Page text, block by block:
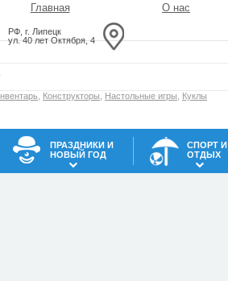
Главная О нас
РФ, г. Липецк
ул. 40 лет Октября, 4
Конструкторы Настольные игры Куклы
ПРАЗДНИКИ И
НОВЫЙ ГОД
СПОРТ И
ОТДЫХ